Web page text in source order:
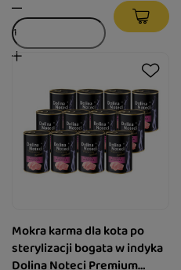
Mokra karma dla kota po
sterylizacji bogata w indyka
Dolina Noteci Premium